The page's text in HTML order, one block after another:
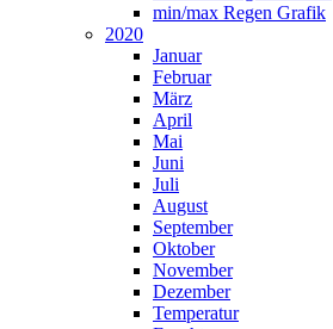
min/max Regen Grafik
2020
Januar
Februar
März
April
Mai
Juni
Juli
August
September
Oktober
November
Dezember
Temperatur